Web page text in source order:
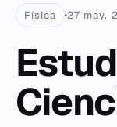
Física 27 may.